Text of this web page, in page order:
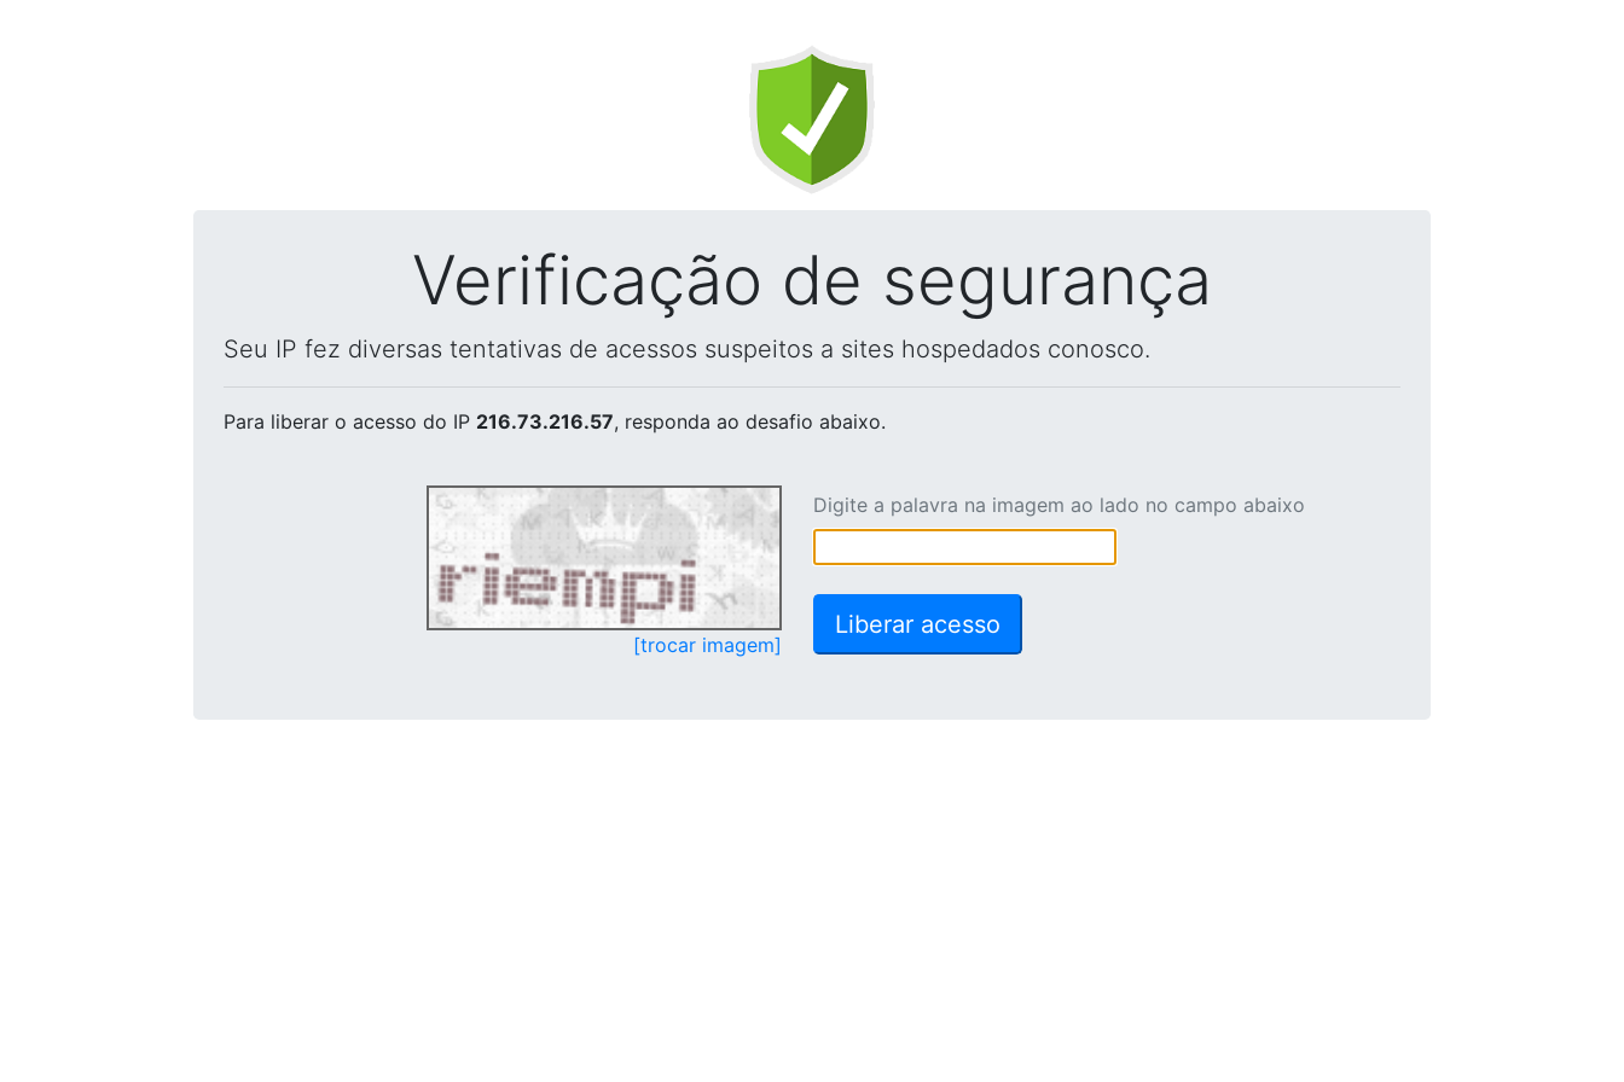
Verificação de segurança
Seu IP fez diversas tentativas de acessos suspeitos a sites hospedados conosco.
Para liberar o acesso do IP 216.73.216.57, responda ao desafio abaixo.
[trocar imagem]
Digite a palavra na imagem ao lado no campo abaixo